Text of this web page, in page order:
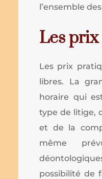
l’ensemble
Les
Les prix
libres. La
horaire qui
type de litige,
et de la
même
possibilité de